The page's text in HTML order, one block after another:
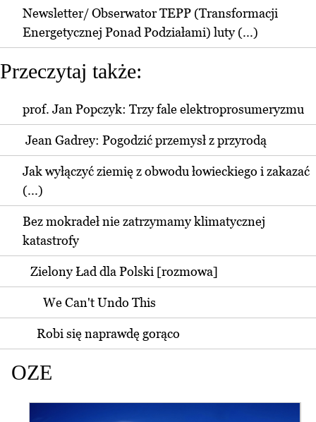
Newsletter/ Obserwator TEPP (Transformacji
Energetycznej Ponad Podziałami) luty (...)
Przeczytaj także:
prof. Jan Popczyk: Trzy fale elektroprosumeryzmu
Jean Gadrey: Pogodzić przemysł z przyrodą
Jak wyłączyć ziemię z obwodu łowieckiego i zakazać
(...)
Bez mokradeł nie zatrzymamy klimatycznej
katastrofy
Zielony Ład dla Polski [rozmowa]
We Can't Undo This
Robi się naprawdę gorąco
OZE